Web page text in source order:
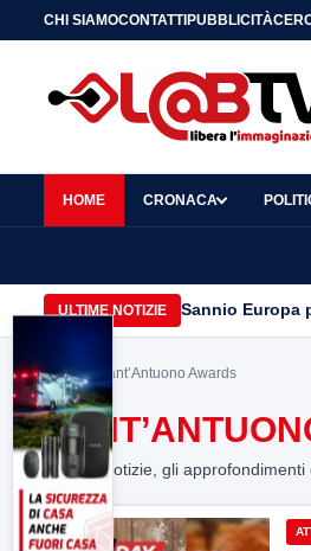
CHI SIAMOCONTATTIPUBBLICITÀ
HOME CRONACA
ULTIME NOTIZIE Sannio Europa
Home> Sant’Antuono Awards
Tutte le notizie, gli